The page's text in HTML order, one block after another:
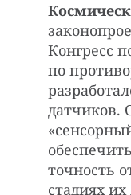
Конгресс
по
датчиков.
точность
стадиях